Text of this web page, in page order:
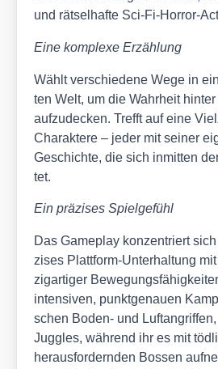
und rät­sel­haf­te Sci-Fi-Hor­ror-
Eine kom­ple­xe Erzäh­lung
Wählt ver­schie­de­ne Wege in
ten Welt, um die Wahr­heit
auf­zu­de­cken. Trefft auf eine
Cha­rak­te­re – jeder mit sei­ner
Geschich­te, die sich inmit­ten
tet.
Ein prä­zi­ses Spiel­ge­fühl
Das Game­play kon­zen­triert
zi­ses Platt­form-Unter­hal­tung
zig­ar­ti­ger
inten­si­ven, punkt­ge­nau­en
schen Boden- und
Jug­gles, wäh­rend ihr es mit
her­aus­for­dern­den Bos­sen